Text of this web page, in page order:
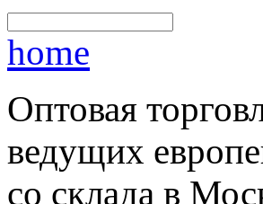
home
Оптовая
ведущих
со склада в